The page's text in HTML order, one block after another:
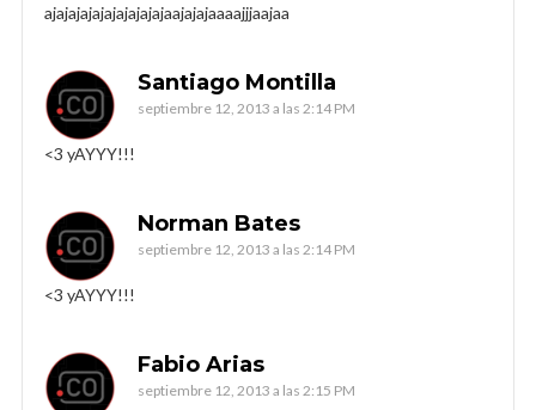
ajajajajajajajajajajaajajajaaaajjjaajaa
Santiago Montilla
septiembre 12, 2013 a las 2:14 PM
<3 yAYYY!!!
Norman Bates
septiembre 12, 2013 a las 2:14 PM
<3 yAYYY!!!
Fabio Arias
septiembre 12, 2013 a las 2:15 PM